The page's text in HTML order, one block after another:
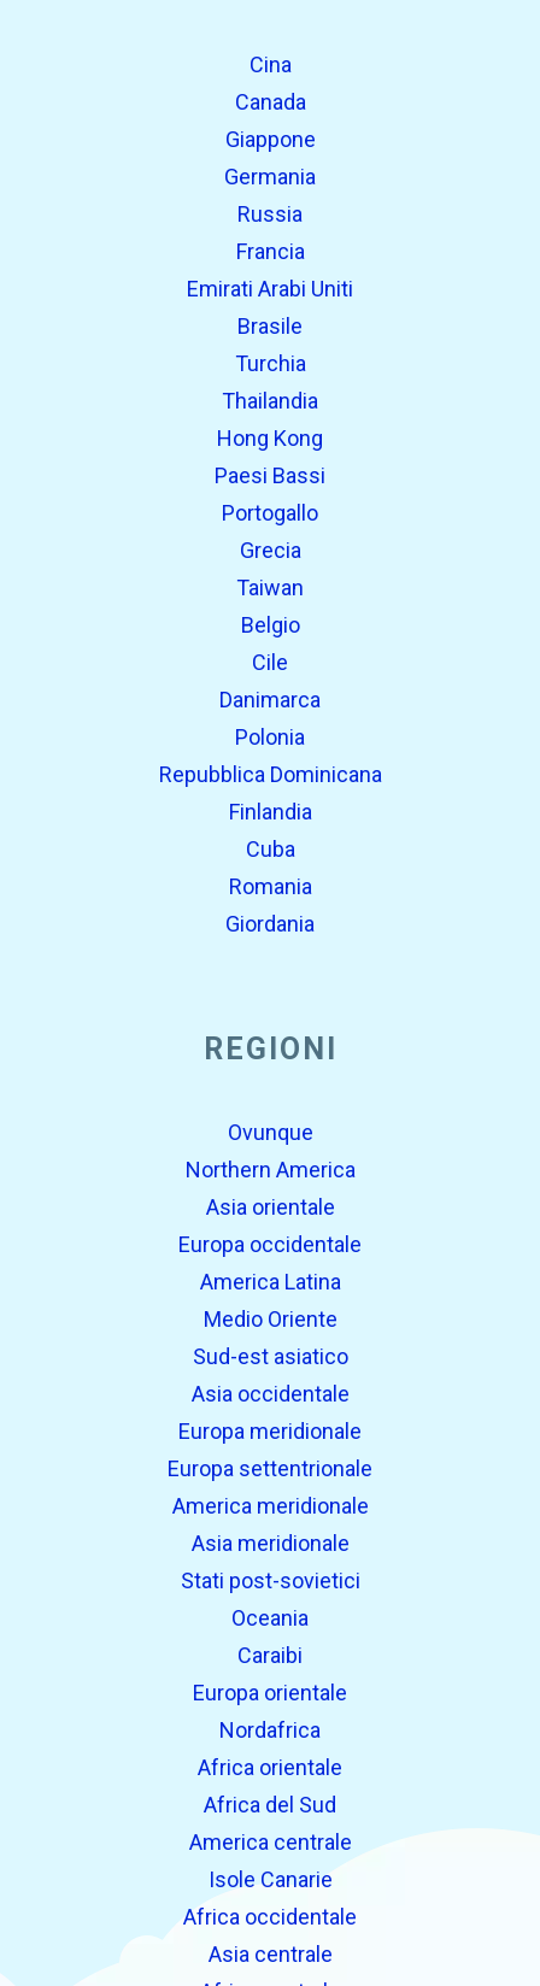
Cina
Canada
Giappone
Germania
Russia
Francia
Emirati Arabi Uniti
Brasile
Turchia
Thailandia
Hong Kong
Paesi Bassi
Portogallo
Grecia
Taiwan
Belgio
Cile
Danimarca
Polonia
Repubblica Dominicana
Finlandia
Cuba
Romania
Giordania
REGIONI
Ovunque
Northern America
Asia orientale
Europa occidentale
America Latina
Medio Oriente
Sud-est asiatico
Asia occidentale
Europa meridionale
Europa settentrionale
America meridionale
Asia meridionale
Stati post-sovietici
Oceania
Caraibi
Europa orientale
Nordafrica
Africa orientale
Africa del Sud
America centrale
Isole Canarie
Africa occidentale
Asia centrale